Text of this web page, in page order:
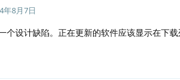
年8月7日
个设计缺陷。正在更新的软件应该显示在下载